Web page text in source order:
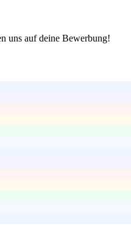
uns auf deine Bewerbung!